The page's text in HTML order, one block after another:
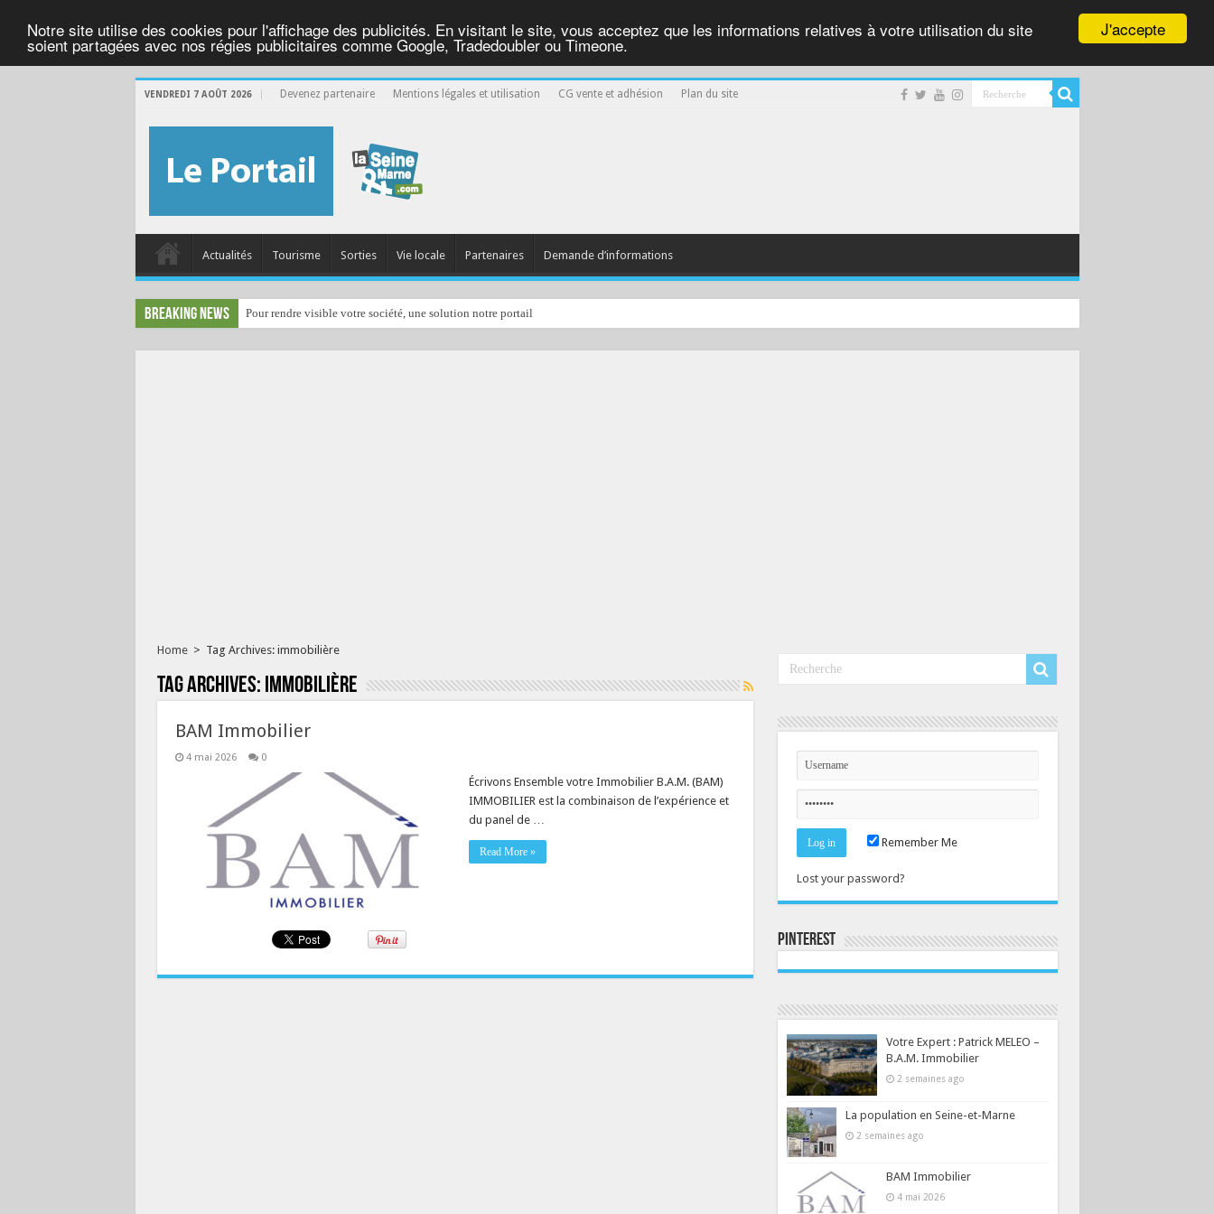
J'accepte
Notre site utilise des cookies pour l'affichage des publicités. En visitant le site, vous acceptez que les informations relatives à votre utilisation du site
soient partagées avec nos régies publicitaires comme Google, Tradedoubler ou Timeone.
VENDREDI 7 AOÛT 2026 Devenez partenaire Mentions légales et utilisation CG vente et adhésion Plan du site
Actualités Tourisme Sorties Vie locale Partenaires Demande d’informations
Breaking News Pour rendre visible votre société, une solution notre portail
Home > Tag Archives: immobilière
Tag Archives: immobilière
BAM Immobilier
4 mai 2026 0
Écrivons Ensemble votre Immobilier B.A.M. (BAM)
IMMOBILIER est la combinaison de l’expérience et
du panel de …
Read More »
Remember Me
Lost your password?
Pinterest
Votre Expert : Patrick MELEO –
B.A.M. Immobilier
2 semaines ago
La population en Seine-et-Marne
2 semaines ago
BAM Immobilier
4 mai 2026